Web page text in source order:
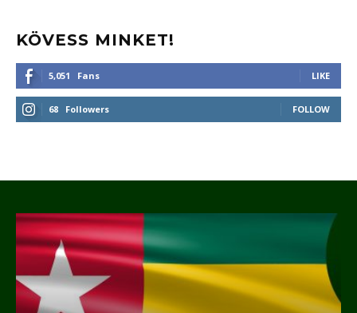
KÖVESS MINKET!
5,051 Fans LIKE
68 Followers FOLLOW